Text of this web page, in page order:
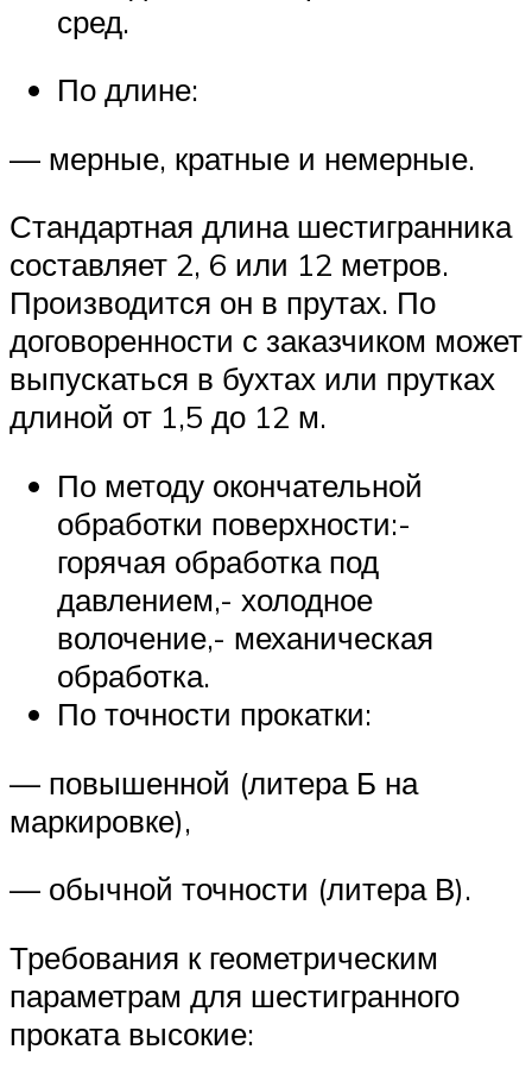
сред.
По длине:
— мерные, кратные и немерные.
Стандартная длина шестигранника
составляет 2, 6 или 12 метров.
Производится он в прутах. По
договоренности с заказчиком может
выпускаться в бухтах или прутках
длиной от 1,5 до 12 м.
По методу окончательной
обработки поверхности:-
горячая обработка под
давлением,- холодное
волочение,- механическая
обработка.
По точности прокатки:
— повышенной (литера Б на
маркировке),
— обычной точности (литера В).
Требования к геометрическим
параметрам для шестигранного
проката высокие: